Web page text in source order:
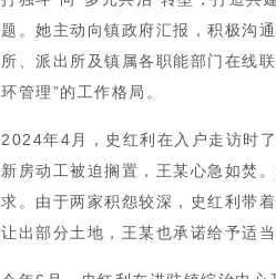
题。她主动向镇政府汇报，积极沟
所、派出所及镇属各职能部门在线
环管理”的工作格局。
2024年4月，史红利在入户走访时
新房动工被迫搁置，王某心急如焚
求。由于两家积怨较深，史红利带
让出部分土地，王某也承诺给予适